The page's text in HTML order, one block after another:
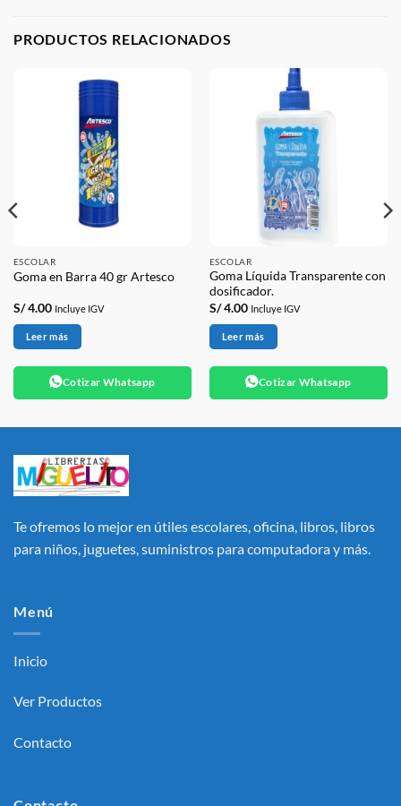
PRODUCTOS RELACIONADOS
ESCOLAR
Goma en Barra 40 gr Artesco
S/4.00 Incluye IGV
Leer más
Cotizar Whatsapp
ESCOLAR
Goma Líquida Transparente con
dosificador.
S/4.00 Incluye IGV
Leer más
Cotizar Whatsapp
Te ofremos lo mejor en útiles escolares, oficina, libros, libros
para niños, juguetes, suministros para computadora y más.
Menú
Inicio
Ver Productos
Contacto